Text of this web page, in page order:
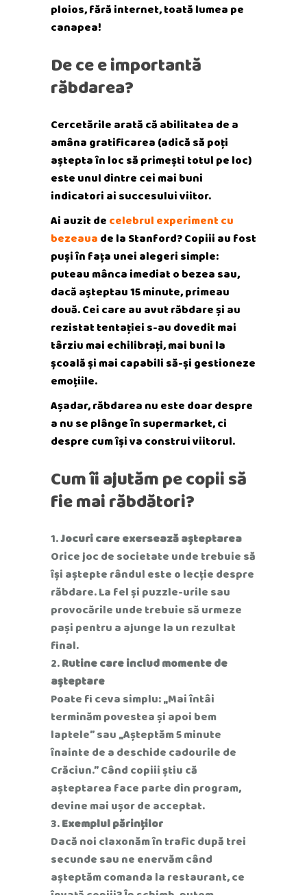
ploios, fără internet, toată lumea pe
canapea!
De ce e importantă
răbdarea?
Cercetările arată că abilitatea de a
amâna gratificarea (adică să poți
aștepta în loc să primești totul pe loc)
este unul dintre cei mai buni
indicatori ai succesului viitor.
Ai auzit de celebrul experiment cu
bezeaua de la Stanford? Copiii au fost
puși în fața unei alegeri simple:
puteau mânca imediat o bezea sau,
dacă așteptau 15 minute, primeau
două. Cei care au avut răbdare și au
rezistat tentației s-au dovedit mai
târziu mai echilibrați, mai buni la
școală și mai capabili să-și gestioneze
emoțiile.
Așadar, răbdarea nu este doar despre
a nu se plânge în supermarket, ci
despre cum își va construi viitorul.
Cum îi ajutăm pe copii să
fie mai răbdători?
Jocuri care exersează așteptarea
Orice joc de societate unde trebuie să
își aștepte rândul este o lecție despre
răbdare. La fel și puzzle-urile sau
provocările unde trebuie să urmeze
pași pentru a ajunge la un rezultat
final.
Rutine care includ momente de
așteptare
Poate fi ceva simplu: „Mai întâi
terminăm povestea și apoi bem
laptele” sau „Așteptăm 5 minute
înainte de a deschide cadourile de
Crăciun.” Când copiii știu că
așteptarea face parte din program,
devine mai ușor de acceptat.
Exemplul părinților
Dacă noi claxonăm în trafic după trei
secunde sau ne enervăm când
așteptăm comanda la restaurant, ce